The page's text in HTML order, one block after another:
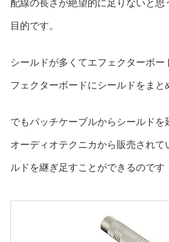
目的です。
シールドが多くてエフェクターボ
フェクターボードにシールドをまと
でもパッチケーブルからシールドを
オーディオテクニカから販売され
ルドを継ぎ足すことができるのです